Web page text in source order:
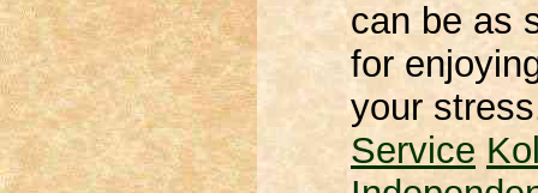
can be as
for
your
Service